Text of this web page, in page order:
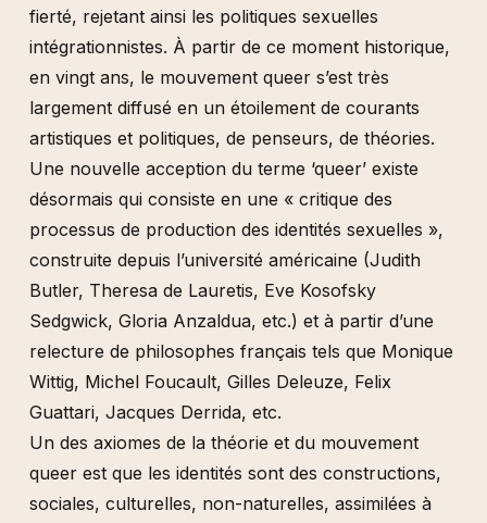
fierté, rejetant ainsi les politiques sexuelles
intégrationnistes. À partir de ce moment historique,
en vingt ans, le mouvement queer s’est très
largement diffusé en un étoilement de courants
artistiques et politiques, de penseurs, de théories.
Une nouvelle acception du terme ‘queer’ existe
désormais qui consiste en une « critique des
processus de production des identités sexuelles »,
construite depuis l’université américaine (Judith
Butler, Theresa de Lauretis, Eve Kosofsky
Sedgwick, Gloria Anzaldua, etc.) et à partir d’une
relecture de philosophes français tels que Monique
Wittig, Michel Foucault, Gilles Deleuze, Felix
Guattari, Jacques Derrida, etc.
Un des axiomes de la théorie et du mouvement
queer est que les identités sont des constructions,
sociales, culturelles, non-naturelles, assimilées à